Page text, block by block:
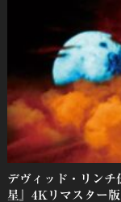
デヴィッド・リン
星』4Kリマスター